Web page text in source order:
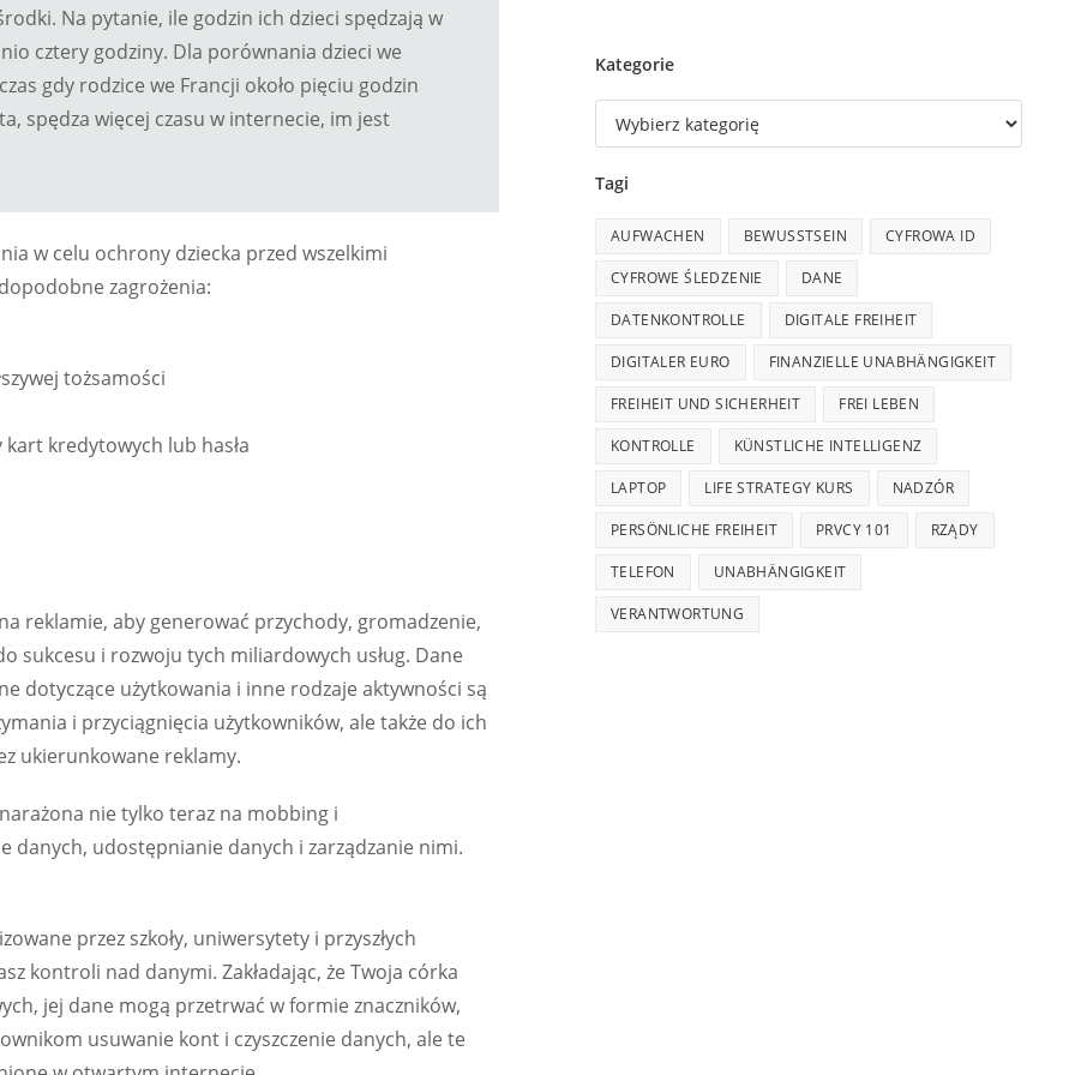
Na pytanie, ile godzin ich dzieci spędzają w
cztery godziny. Dla porównania dzieci we
gdy rodzice we Francji około pięciu godzin
spędza więcej czasu w internecie, im jest
w celu ochrony dziecka przed wszelkimi
zagrożenia:
tożsamości
kredytowych lub hasła
reklamie, aby generować przychody, gromadzenie,
sukcesu i rozwoju tych miliardowych usług. Dane
dotyczące użytkowania i inne rodzaje aktywności są
i przyciągnięcia użytkowników, ale także do ich
ukierunkowane reklamy.
nie tylko teraz na mobbing i
danych, udostępnianie danych i zarządzanie nimi.
przez szkoły, uniwersytety i przyszłych
kontroli nad danymi. Zakładając, że Twoja córka
jej dane mogą przetrwać w formie znaczników,
usuwanie kont i czyszczenie danych, ale te
Kategorie
Tagi
AUFWACHEN BEWUSSTSEIN CYFROWA ID
CYFROWE ŚLEDZENIE DANE
DATENKONTROLLE DIGITALE FREIHEIT
DIGITALER EURO FINANZIELLE UNABHÄNGIGKEIT
FREIHEIT UND SICHERHEIT FREI LEBEN
KONTROLLE KÜNSTLICHE INTELLIGENZ
LAPTOP LIFE STRATEGY KURS NADZÓR
PERSÖNLICHE FREIHEIT PRVCY 101 RZĄDY
TELEFON UNABHÄNGIGKEIT
VERANTWORTUNG